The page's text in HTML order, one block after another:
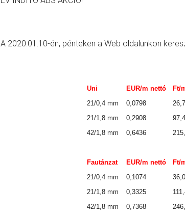
A 2020.01.10-én, pénteken a Web oldalunkon
Uni EUR/m nettó
Ft/
21/0,4 mm
0,0798
26,7
21/1,8 mm
0,2908
97,4
42/1,8 mm
0,6436
Fautánzat EUR/m nettó
Ft/
21/0,4 mm
0,1074
36,0
21/1,8 mm
0,3325
42/1,8 mm
0,7368